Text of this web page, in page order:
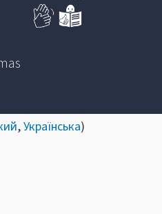
,Українська)